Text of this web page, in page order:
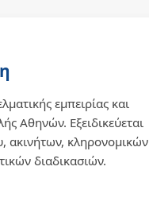
εμπειρίας και
Αθηνών. Εξειδικεύεται
ακινήτων, κληρονομικών
διαδικασιών.